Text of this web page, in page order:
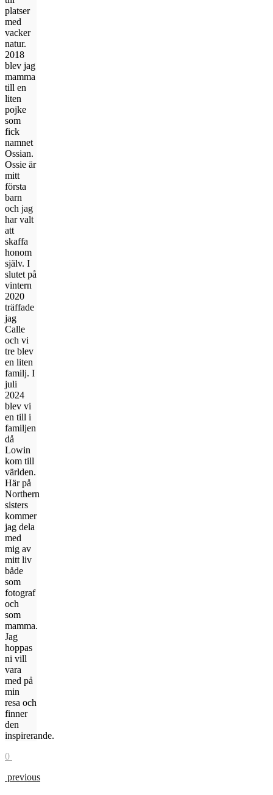
platser
med
vacker
natur.
2018
blev jag
mamma
till en
liten
pojke
som
fick
namnet
Ossian.
Ossie är
mitt
första
barn
och jag
har valt
att
skaffa
honom
själv. I
slutet på
vintern
2020
träffade
jag
Calle
och vi
tre blev
en liten
familj. I
juli
2024
blev vi
en till i
familjen
då
Lowin
kom till
världen.
Här på
Northern
sisters
kommer
jag dela
med
mig av
mitt liv
både
som
fotograf
och
som
mamma.
Jag
hoppas
ni vill
vara
med på
min
resa och
finner
den
inspirerande.
0
previous